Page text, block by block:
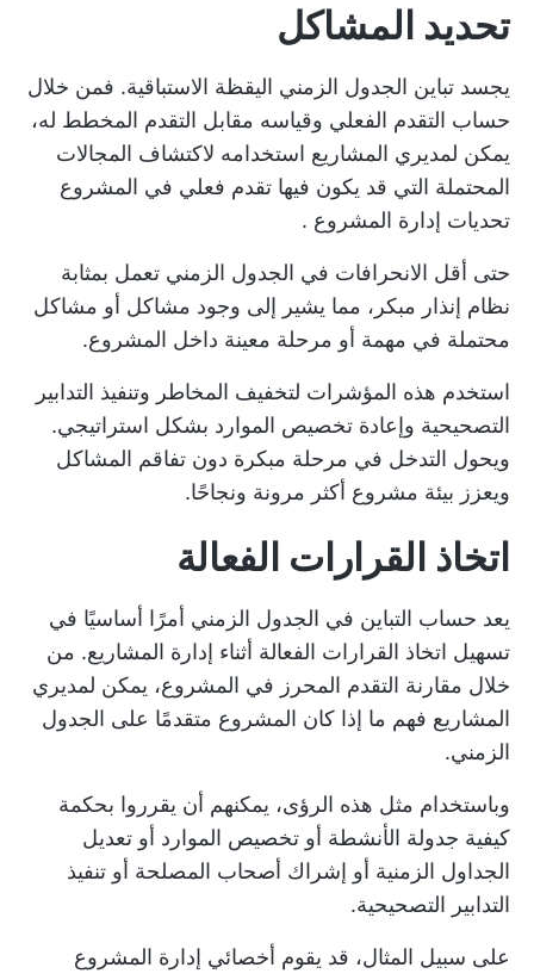
تحديد المشاكل
يجسد تباين الجدول الزمني اليقظة الاستباقية. فمن خلال
حساب التقدم الفعلي وقياسه مقابل التقدم المخطط له،
يمكن لمديري المشاريع استخدامه لاكتشاف المجالات
المحتملة التي قد يكون فيها تقدم فعلي في المشروع
تحديات إدارة المشروع .
حتى أقل الانحرافات في الجدول الزمني تعمل بمثابة
نظام إنذار مبكر، مما يشير إلى وجود مشاكل أو مشاكل
محتملة في مهمة أو مرحلة معينة داخل المشروع.
استخدم هذه المؤشرات لتخفيف المخاطر وتنفيذ التدابير
التصحيحية وإعادة تخصيص الموارد بشكل استراتيجي.
ويحول التدخل في مرحلة مبكرة دون تفاقم المشاكل
ويعزز بيئة مشروع أكثر مرونة ونجاحًا.
اتخاذ القرارات الفعالة
يعد حساب التباين في الجدول الزمني أمرًا أساسيًا في
تسهيل اتخاذ القرارات الفعالة أثناء إدارة المشاريع. من
خلال مقارنة التقدم المحرز في المشروع، يمكن لمديري
المشاريع فهم ما إذا كان المشروع متقدمًا على الجدول
الزمني.
وباستخدام مثل هذه الرؤى، يمكنهم أن يقرروا بحكمة
كيفية جدولة الأنشطة أو تخصيص الموارد أو تعديل
الجداول الزمنية أو إشراك أصحاب المصلحة أو تنفيذ
التدابير التصحيحية.
على سبيل المثال، قد يقوم أخصائي إدارة المشروع